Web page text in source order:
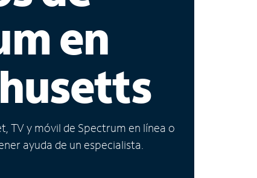
en
TV y móvil de Spectrum en línea o
ayuda de un especialista.